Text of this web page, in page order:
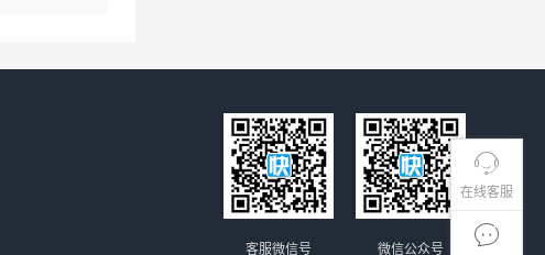
在线客服
微信公众号
客服微信号